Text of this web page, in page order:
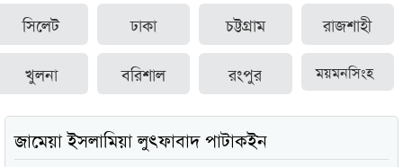
সিলেট ঢাকা চট্টগ্রাম রাজশাহী
খুলনা বরিশাল রংপুর ময়মনসিংহ
জামেয়া ইসলামিয়া লুৎফাবাদ পাটাকইন